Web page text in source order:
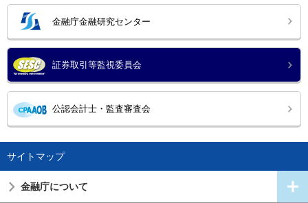
金融庁金融研究センター
証券取引等監視委員会
公認会計士・監査審査会
サイトマップ
金融庁について